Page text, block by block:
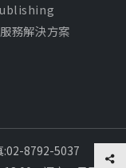
務解決方案
:02-8792-5037